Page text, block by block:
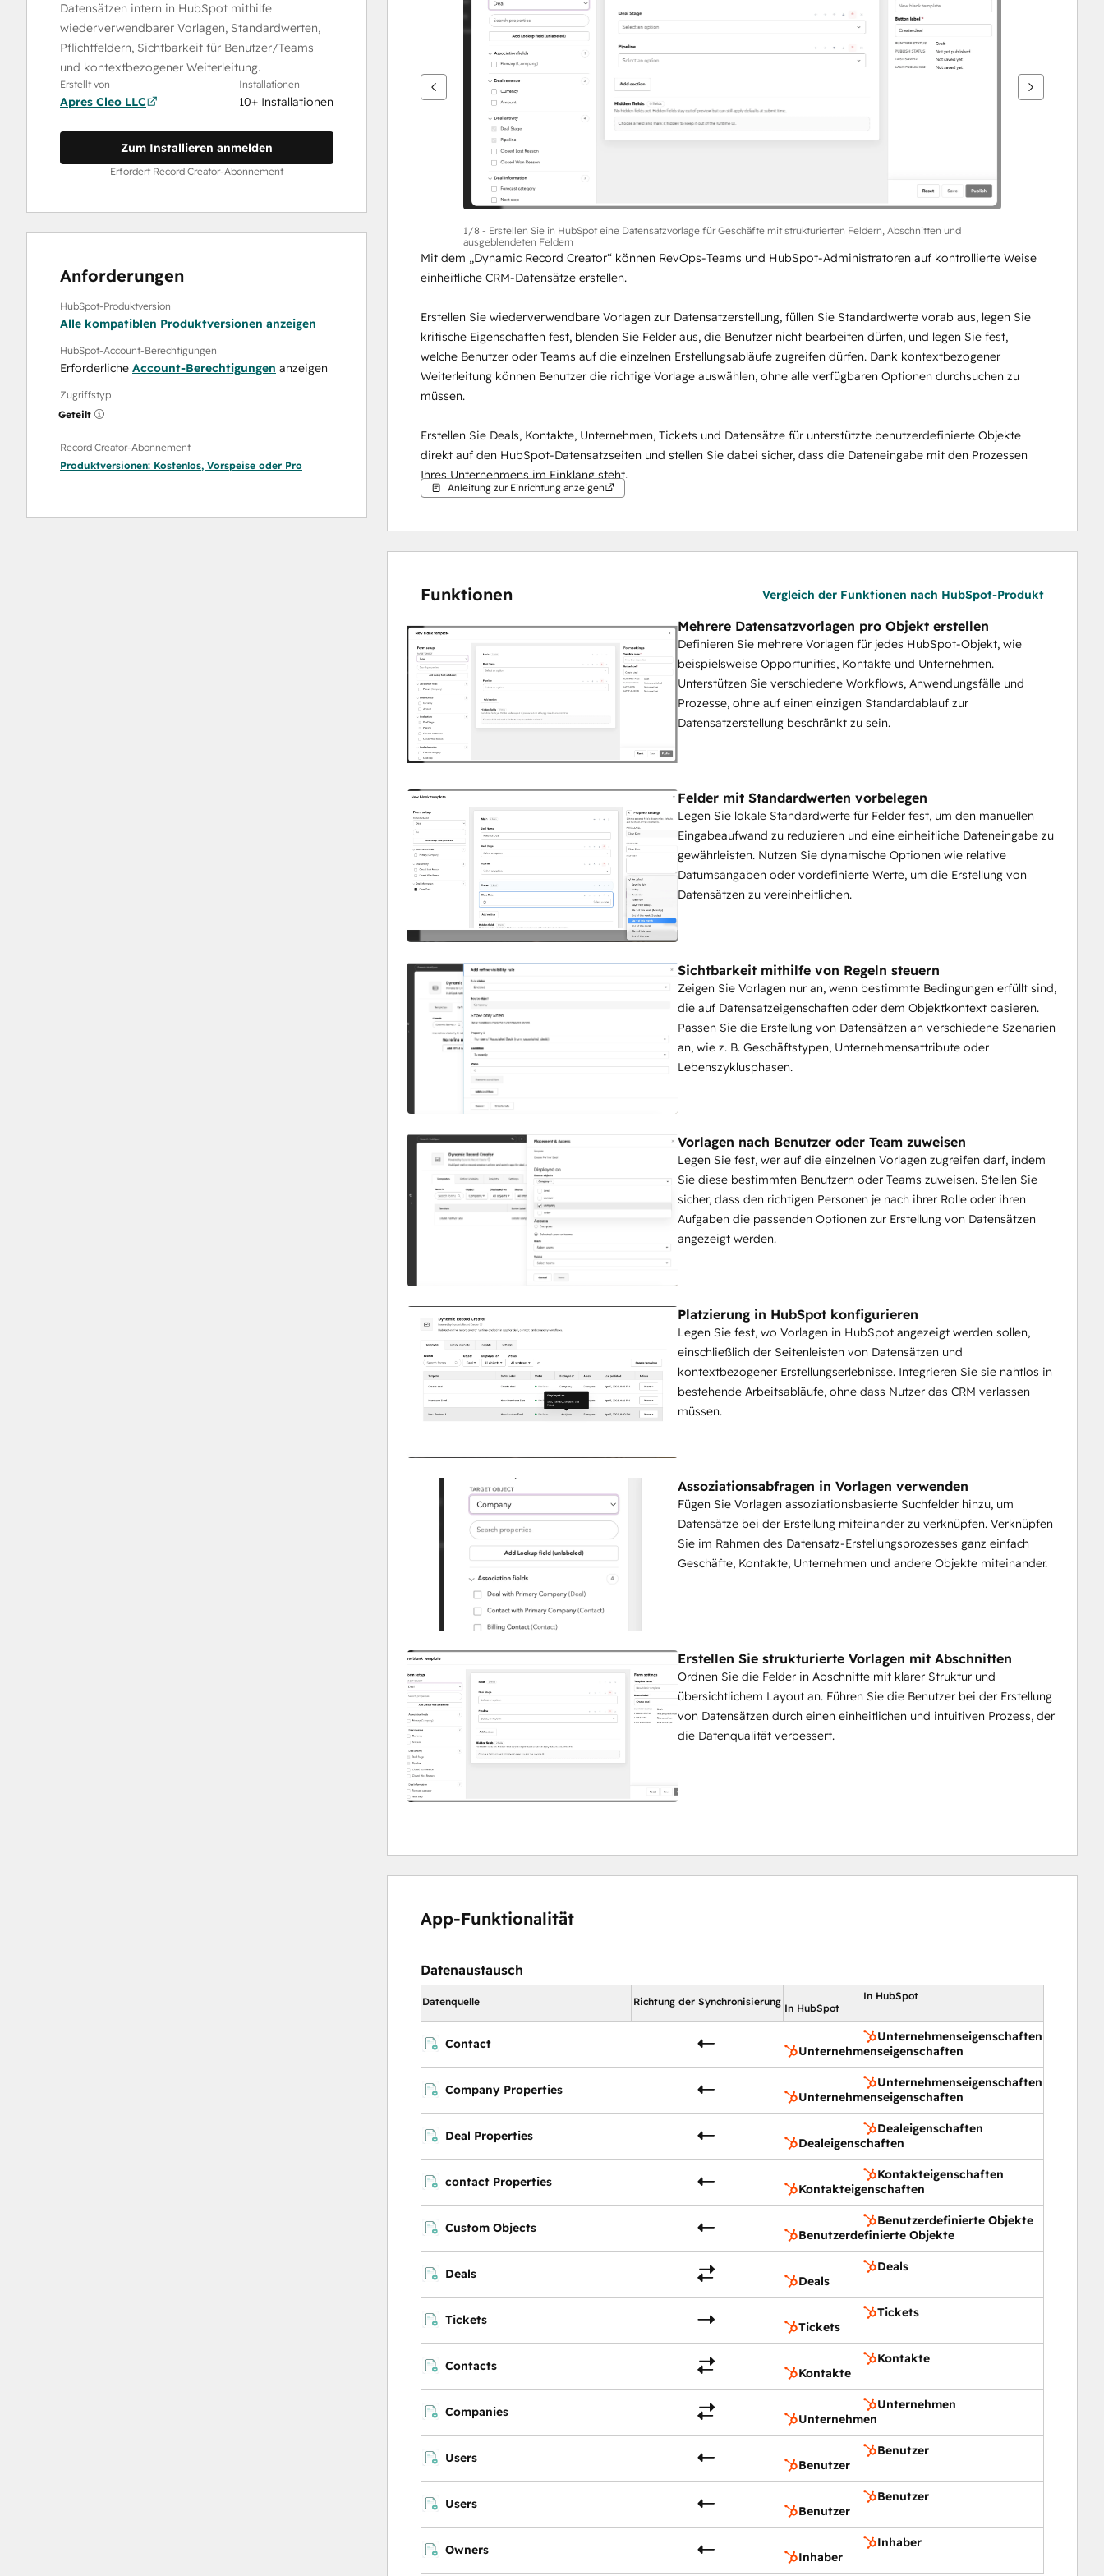
Datensätzen intern in HubSpot mithilfe
wiederverwendbarer Vorlagen, Standardwerten,
Pflichtfeldern, Sichtbarkeit für Benutzer/Teams
und kontextbezogener Weiterleitung.
Erstellt von
Apres Cleo LLC
Installationen
10+ Installationen
Zum Installieren anmelden
Erfordert Record Creator-Abonnement
Anforderungen
HubSpot-Produktversion
Alle kompatiblen Produktversionen anzeigen
HubSpot-Account-Berechtigungen
Erforderliche Account-Berechtigungen anzeigen
Zugriffstyp
Geteilt
Record Creator-Abonnement
Produktversionen: Kostenlos, Vorspeise oder Pro
anzuzeigen
1/8 - Erstellen Sie in HubSpot eine Datensatzvorlage für Geschäfte mit strukturierten Feldern, Abschnitten und
ausgeblendeten Feldern
Mit dem „Dynamic Record Creator“ können RevOps-Teams und HubSpot-Administratoren auf kontrollierte Weise
einheitliche CRM-Datensätze erstellen.
Erstellen Sie wiederverwendbare Vorlagen zur Datensatzerstellung, füllen Sie Standardwerte vorab aus, legen Sie
kritische Eigenschaften fest, blenden Sie Felder aus, die Benutzer nicht bearbeiten dürfen, und legen Sie fest,
welche Benutzer oder Teams auf die einzelnen Erstellungsabläufe zugreifen dürfen. Dank kontextbezogener
Weiterleitung können Benutzer die richtige Vorlage auswählen, ohne alle verfügbaren Optionen durchsuchen zu
müssen.
Erstellen Sie Deals, Kontakte, Unternehmen, Tickets und Datensätze für unterstützte benutzerdefinierte Objekte
direkt auf den HubSpot-Datensatzseiten und stellen Sie dabei sicher, dass die Dateneingabe mit den Prozessen
Ihres Unternehmens im Einklang steht.
Anleitung zur Einrichtung anzeigen
Funktionen Vergleich der Funktionen nach HubSpot-Produkt
Mehrere Datensatzvorlagen pro Objekt erstellen
Definieren Sie mehrere Vorlagen für jedes HubSpot-Objekt, wie
beispielsweise Opportunities, Kontakte und Unternehmen.
Unterstützen Sie verschiedene Workflows, Anwendungsfälle und
Prozesse, ohne auf einen einzigen Standardablauf zur
Datensatzerstellung beschränkt zu sein.
Felder mit Standardwerten vorbelegen
Legen Sie lokale Standardwerte für Felder fest, um den manuellen
Eingabeaufwand zu reduzieren und eine einheitliche Dateneingabe zu
gewährleisten. Nutzen Sie dynamische Optionen wie relative
Datumsangaben oder vordefinierte Werte, um die Erstellung von
Datensätzen zu vereinheitlichen.
Sichtbarkeit mithilfe von Regeln steuern
Zeigen Sie Vorlagen nur an, wenn bestimmte Bedingungen erfüllt sind,
die auf Datensatzeigenschaften oder dem Objektkontext basieren.
Passen Sie die Erstellung von Datensätzen an verschiedene Szenarien
an, wie z. B. Geschäftstypen, Unternehmensattribute oder
Lebenszyklusphasen.
Vorlagen nach Benutzer oder Team zuweisen
Legen Sie fest, wer auf die einzelnen Vorlagen zugreifen darf, indem
Sie diese bestimmten Benutzern oder Teams zuweisen. Stellen Sie
sicher, dass den richtigen Personen je nach ihrer Rolle oder ihren
Aufgaben die passenden Optionen zur Erstellung von Datensätzen
angezeigt werden.
Platzierung in HubSpot konfigurieren
Legen Sie fest, wo Vorlagen in HubSpot angezeigt werden sollen,
einschließlich der Seitenleisten von Datensätzen und
kontextbezogener Erstellungserlebnisse. Integrieren Sie sie nahtlos in
bestehende Arbeitsabläufe, ohne dass Nutzer das CRM verlassen
müssen.
Assoziationsabfragen in Vorlagen verwenden
Fügen Sie Vorlagen assoziationsbasierte Suchfelder hinzu, um
Datensätze bei der Erstellung miteinander zu verknüpfen. Verknüpfen
Sie im Rahmen des Datensatz-Erstellungsprozesses ganz einfach
Geschäfte, Kontakte, Unternehmen und andere Objekte miteinander.
Erstellen Sie strukturierte Vorlagen mit Abschnitten
Ordnen Sie die Felder in Abschnitte mit klarer Struktur und
übersichtlichem Layout an. Führen Sie die Benutzer bei der Erstellung
von Datensätzen durch einen einheitlichen und intuitiven Prozess, der
die Datenqualität verbessert.
App-Funktionalität
Datenaustausch
Datenquelle Richtung der Synchronisierung
In HubSpot
In HubSpot
Contact
Unternehmenseigenschaften
Unternehmenseigenschaften
Company Properties
Unternehmenseigenschaften
Unternehmenseigenschaften
Deal Properties
Dealeigenschaften
Dealeigenschaften
contact Properties
Kontakteigenschaften
Kontakteigenschaften
Custom Objects
Benutzerdefinierte Objekte
Benutzerdefinierte Objekte
Deals
Deals
Deals
Tickets
Tickets
Tickets
Contacts
Kontakte
Kontakte
Companies
Unternehmen
Unternehmen
Users
Benutzer
Benutzer
Users
Benutzer
Benutzer
Owners
Inhaber
Inhaber